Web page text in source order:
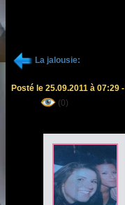
La jalousie:
Posté le 25.09.2011 à 07:29 -
(0)